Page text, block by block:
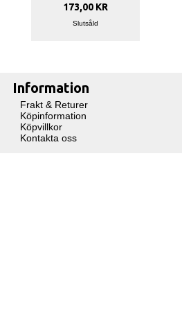
173,00 KR
Slutsåld
Information
Frakt & Returer
Köpinformation
Köpvillkor
Kontakta oss